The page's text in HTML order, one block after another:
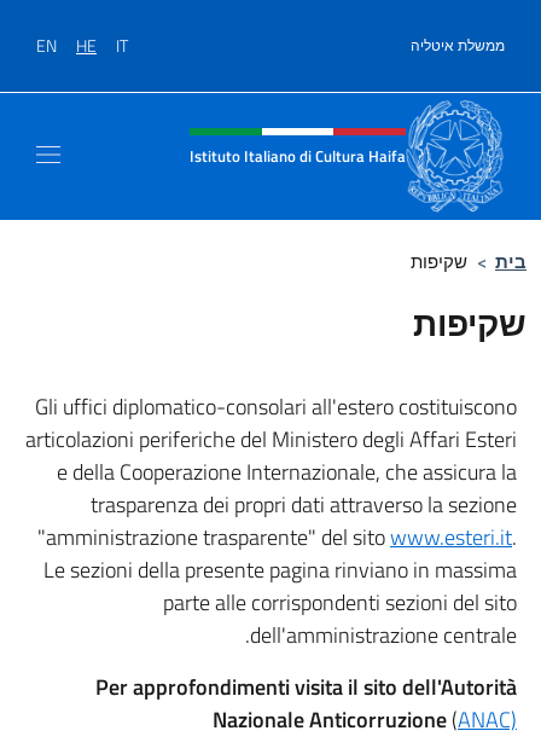
ממשלת איטליה IT
HE
EN
Site header, social and menu
Istituto Italiano di Cultura Haifa
בית > שקיפות
שקיפות
Gli uffici diplomatico-consolari all'estero costituiscono
articolazioni periferiche del Ministero degli Affari Esteri
e della Cooperazione Internazionale, che assicura la
trasparenza dei propri dati attraverso la sezione
"amministrazione trasparente" del sitowww.esteri.it.
Le sezioni della presente pagina rinviano in massima
parte alle corrispondenti sezioni del sito
dell'amministrazione centrale.
Per approfondimenti visita il sito dell'Autorità
Nazionale Anticorruzione(ANAC)